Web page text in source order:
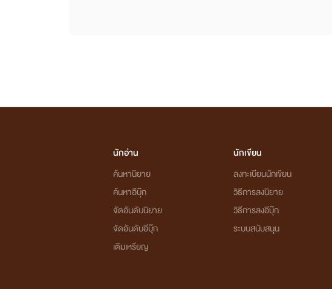
นักอ่าน
ค้นหานิยาย
ค้นหาอีบุ๊ก
จัดอันดับนิยาย
จัดอันดับอีบุ๊ก
เติมเหรียญ
นักเขียน
ลงทะเบียนนักเขียน
วิธีการลงนิยาย
วิธีการลงอีบุ๊ก
ระบบสนับสนุน